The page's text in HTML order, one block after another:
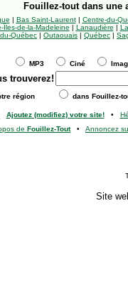
Fouillez-tout dans une
| Bas Saint-Laurent| Centre-du-
Îles-de-la-Madeleine | Lanaudière |
Québec | Outaouais | Québec |
MP3 Ciné
trouverez!
région dans Fouillez-
Ajoutez (modifiez) votre site!•
de Fouillez-Tout• Annoncez
Site